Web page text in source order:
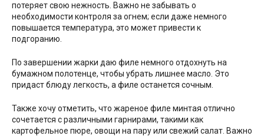
потеряет свою нежность. Важно не забывать о
необходимости контроля за огнем; если даже немного
повышается температура, это может привести к
подгоранию.
По завершении жарки даю филе немного отдохнуть на
бумажном полотенце, чтобы убрать лишнее масло. Это
придаст блюду легкость, а филе останется сочным.
Также хочу отметить, что жареное филе минтая отлично
сочетается с различными гарнирами, такими как
картофельное пюре, овощи на пару или свежий салат. Важно